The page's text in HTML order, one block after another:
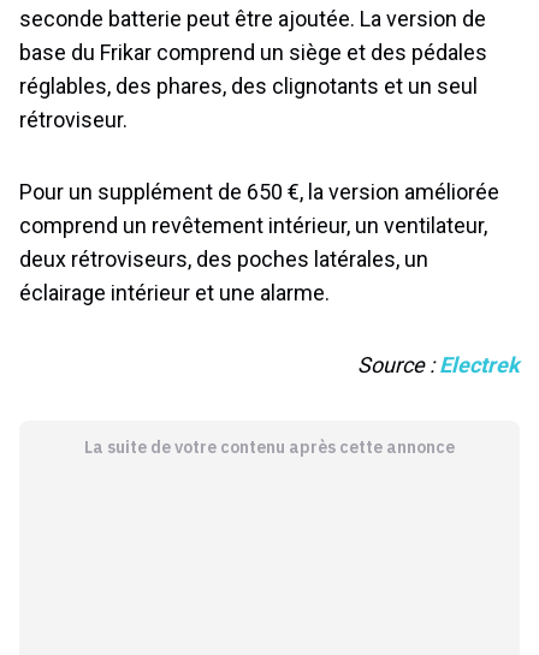
seconde batterie peut être ajoutée. La version de
base du Frikar comprend un siège et des pédales
réglables, des phares, des clignotants et un seul
rétroviseur.
Pour un supplément de 650 €, la version améliorée
comprend un revêtement intérieur, un ventilateur,
deux rétroviseurs, des poches latérales, un
éclairage intérieur et une alarme.
Source :Electrek
La suite de votre contenu après cette annonce